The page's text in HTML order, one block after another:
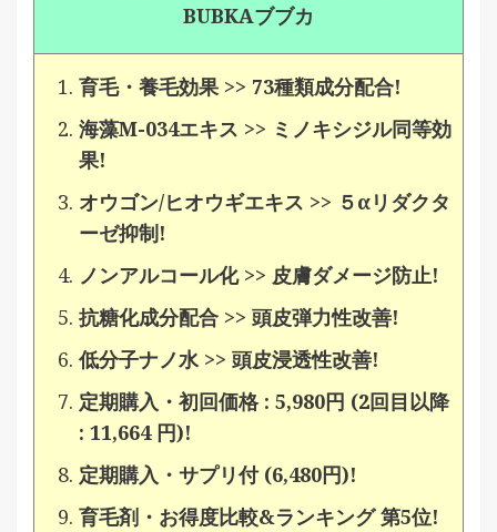
BUBKAブブカ
育毛・養毛効果 >> 73種類成分配合!
海藻M-034エキス >> ミノキシジル同等効
果!
オウゴン/ヒオウギエキス >> ５αリダクタ
ーゼ抑制!
ノンアルコール化 >> 皮膚ダメージ防止!
抗糖化成分配合 >> 頭皮弾力性改善!
低分子ナノ水 >> 頭皮浸透性改善!
定期購入・初回価格 : 5,980円 (2回目以降
: 11,664 円)!
定期購入・サプリ付 (6,480円)!
育毛剤・お得度比較&ランキング 第5位!